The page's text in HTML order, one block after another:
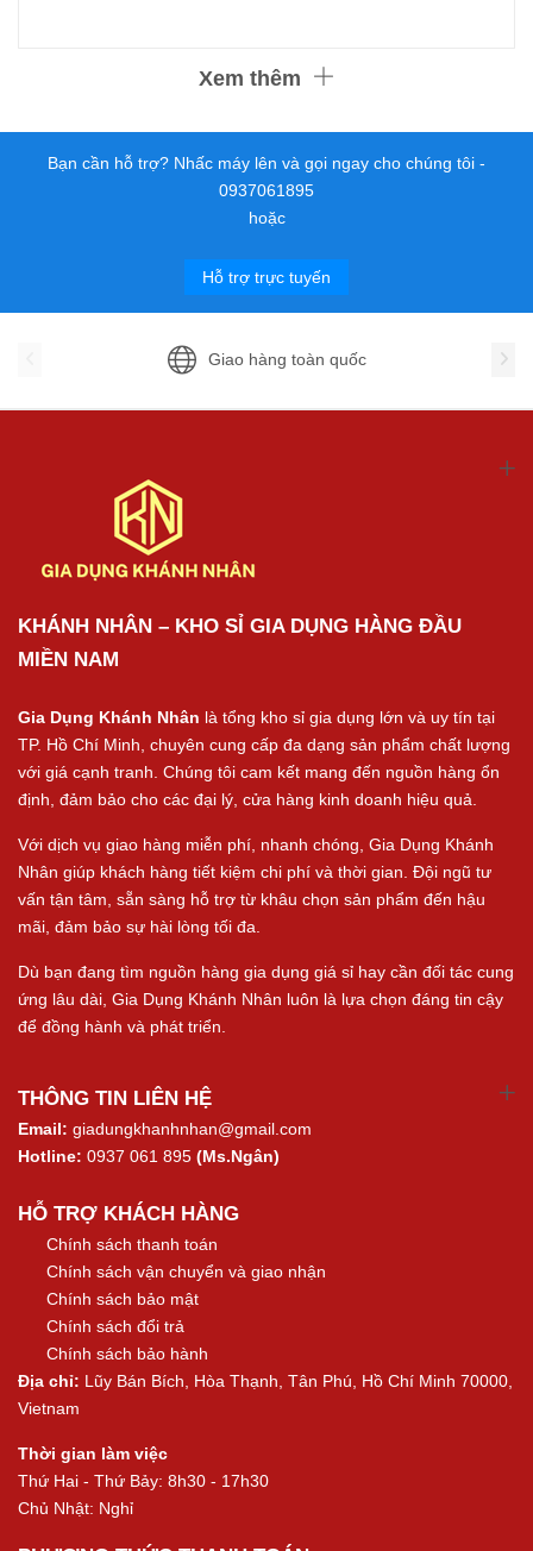
Xem thêm
Bạn cần hỗ trợ? Nhấc máy lên và gọi ngay cho chúng tôi -
0937061895
hoặc
Hỗ trợ trực tuyến
Giao hàng toàn quốc
KHÁNH NHÂN – KHO SỈ GIA DỤNG HÀNG ĐẦU
MIỀN NAM
Gia Dụng Khánh Nhân là tổng kho sỉ gia dụng lớn và uy tín tại
TP. Hồ Chí Minh, chuyên cung cấp đa dạng sản phẩm chất lượng
với giá cạnh tranh. Chúng tôi cam kết mang đến nguồn hàng ổn
định, đảm bảo cho các đại lý, cửa hàng kinh doanh hiệu quả.
Với dịch vụ giao hàng miễn phí, nhanh chóng, Gia Dụng Khánh
Nhân giúp khách hàng tiết kiệm chi phí và thời gian. Đội ngũ tư
vấn tận tâm, sẵn sàng hỗ trợ từ khâu chọn sản phẩm đến hậu
mãi, đảm bảo sự hài lòng tối đa.
Dù bạn đang tìm nguồn hàng gia dụng giá sỉ hay cần đối tác cung
ứng lâu dài, Gia Dụng Khánh Nhân luôn là lựa chọn đáng tin cậy
để đồng hành và phát triển.
THÔNG TIN LIÊN HỆ
Email: giadungkhanhnhan@gmail.com
Hotline: 0937 061 895 (Ms.Ngân)
HỖ TRỢ KHÁCH HÀNG
Chính sách thanh toán
Chính sách vận chuyển và giao nhận
Chính sách bảo mật
Chính sách đổi trả
Chính sách bảo hành
Địa chỉ: Lũy Bán Bích, Hòa Thạnh, Tân Phú, Hồ Chí Minh 70000,
Vietnam
Thời gian làm việc
Thứ Hai - Thứ Bảy: 8h30 - 17h30
Chủ Nhật: Nghỉ